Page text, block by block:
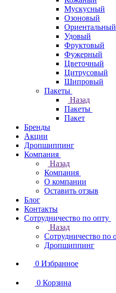
Мускусный
Озоновый
Ориентальный
Удовый
Фруктовый
Фужерный
Цветочный
Цитрусовый
Шипровый
Пакеты
Назад
Пакеты
Пакет
Бренды
Акции
Дропшиппинг
Компания
Назад
Компания
О компании
Оставить отзыв
Блог
Контакты
Сотрудничество по опту
Назад
Сотрудничество по
Дропшиппинг
0 Избранное
0 Корзина